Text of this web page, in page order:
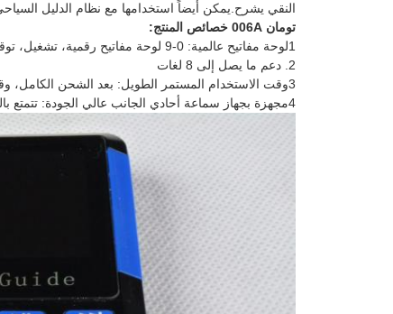
النقي يشرح.يمكن أيضاً استخدامها مع نظام الدليل
تومان 006A خصائص المنتج:
1لوحة مفاتيح عالمية: 0-9 لوحة مفاتيح رقمية، تشغيل، توقف، زر الصوت، الخ، مقاومة للارتداء، متينة؛
2. دعم ما يصل إلى 8 لغات
3وقت الاستخدام المستمر الطويل: بعد الشحن الكامل، وقت الاستخدام المستمر >= 18 ساعة
4مجهزة بجهاز سماعة أحادي الجانب عالي الجودة: تتمتع بالترجمة عالية الجودة، وفي نفس الوقت تهتم بصوت البيئة.